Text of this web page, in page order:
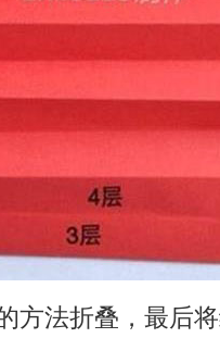
方法折叠，最后